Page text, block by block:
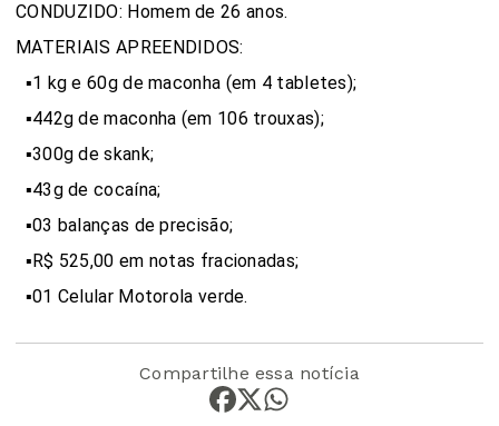
CONDUZIDO: Homem de 26 anos.
MATERIAIS APREENDIDOS:
▪️1 kg e 60g de maconha (em 4 tabletes);
▪️442g de maconha (em 106 trouxas);
▪️300g de skank;
▪️43g de cocaína;
▪️03 balanças de precisão;
▪️R$ 525,00 em notas fracionadas;
▪️01 Celular Motorola verde.
Compartilhe essa notícia